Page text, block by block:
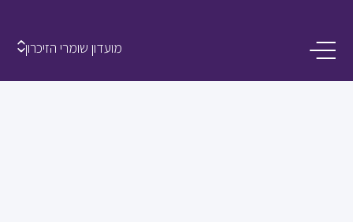
מועדון שומרי הזיכרון